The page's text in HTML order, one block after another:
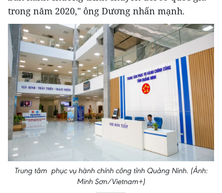
trong năm 2020," ông Dương nhấn mạnh.
Trung tâm phục vụ hành chính công tỉnh Quảng Ninh. (Ảnh:
Minh Sơn/Vietnam+)